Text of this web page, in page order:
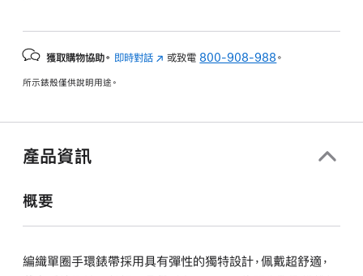
獲取購物協助。 即時對話 (以
開
或致電 800-908-988 。
所示錶殼僅供說明用途。
產品資訊
概要
編織單圈手環錶帶採用具有彈性的獨特設計，佩戴超舒適，